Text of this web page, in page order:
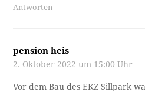
Antworten
pension heis
2. Oktober 2022 um 15:00 Uhr
Vor dem Bau des EKZ Sillpark